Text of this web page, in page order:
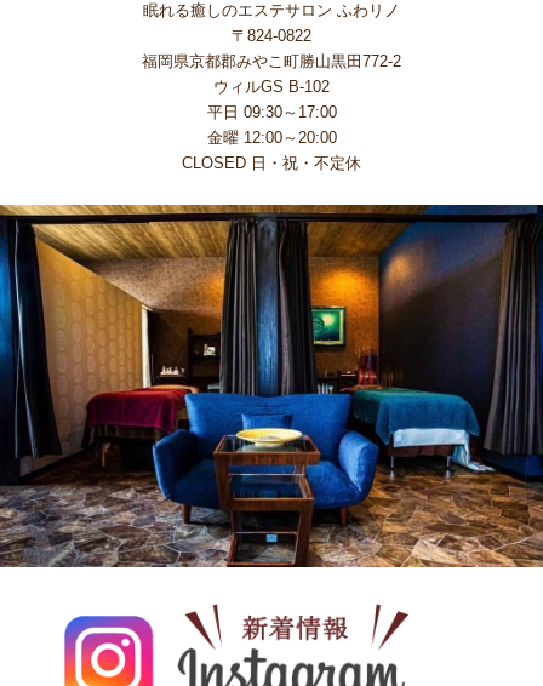
眠れる癒しのエステサロン ふわリノ
〒824-0822
福岡県京都郡みやこ町勝山黒田772-2
ウィルGS B-102
平日 09:30～17:00
金曜 12:00～20:00
CLOSED 日・祝・不定休